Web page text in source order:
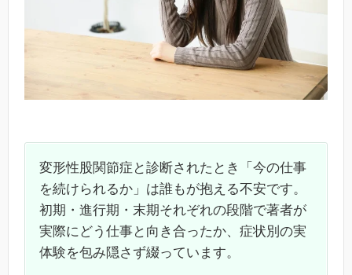
変形性股関節症と診断されたとき「今の仕事
を続けられるか」は誰もが抱える不安です。
初期・進行期・末期それぞれの段階で著者が
実際にどう仕事と向き合ったか、症状別の実
体験を包み隠さず綴っています。